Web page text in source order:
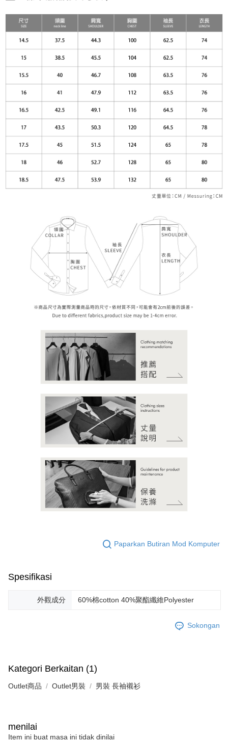
Paparkan Butiran Mod Komputer
Spesifikasi
外觀成分 60%棉cotton 40%聚酯纖維Polyester
Sokongan
Kategori Berkaitan (1)
Outlet商品 Outlet男裝 男裝 長袖襯衫
menilai
Item ini buat masa ini tidak dinilai